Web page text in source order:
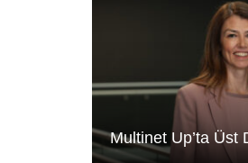
Multinet Up’ta Üst